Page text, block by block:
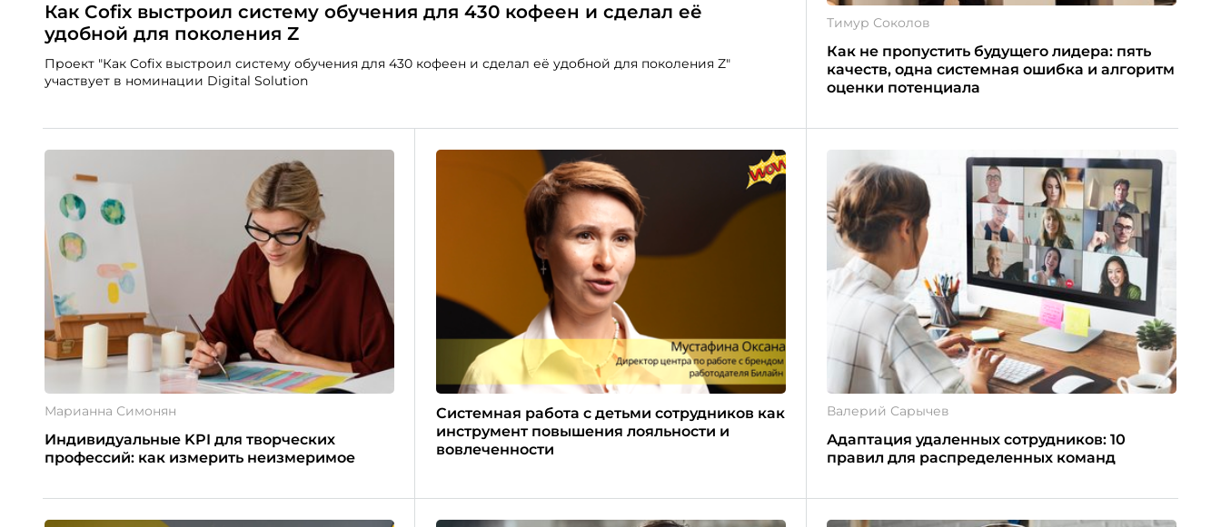
Как Cofix выстроил систему обучения для 430 кофеен и сделал её
удобной для поколения Z
Проект "Как Cofix выстроил систему обучения для 430 кофеен и сделал её удобной для поколения Z"
участвует в номинации Digital Solution
Тимур Соколов
Как не пропустить будущего лидера: пять
качеств, одна системная ошибка и алгоритм
оценки потенциала
Марианна Симонян
Индивидуальные KPI для творческих
профессий: как измерить неизмеримое
Системная работа с детьми сотрудников как
инструмент повышения лояльности и
вовлеченности
Валерий Сарычев
Адаптация удаленных сотрудников: 10
правил для распределенных команд